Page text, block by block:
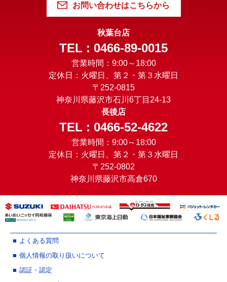
お問い合わせはこちらから
秋葉台店
TEL : 0466-89-0015
営業時間：9:00～18:00
定休日：火曜日、第２・第３水曜日
〒252-0815
神奈川県藤沢市石川6丁目24-13
長後店
TEL : 0466-52-4622
営業時間：9:00～18:00
定休日：火曜日、第２・第３水曜日
〒252-0802
神奈川県藤沢市高倉670
よくある質問
個人情報の取り扱いについて
認証・認定